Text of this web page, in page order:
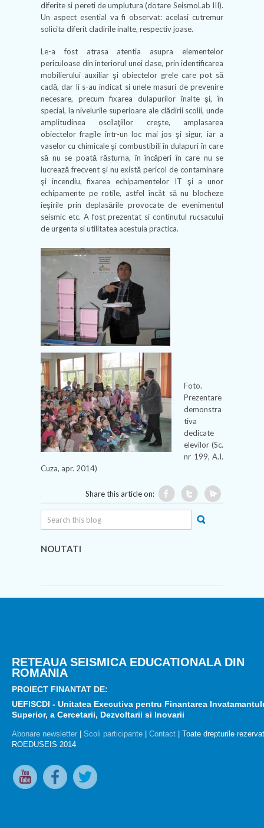
diferite si pereti de umplutura (dotare SeismoLab III).
Un aspect esential va fi observat: acelasi cutremur
solicita diferit cladirile inalte, respectiv joase.
Le-a fost atrasa atentia asupra elementelor
periculoase din interiorul unei clase, prin identificarea
mobilierului auxiliar şi obiectelor grele care pot să
cadă, dar li s-au indicat si unele masuri de prevenire
necesare, precum fixarea dulapurilor înalte şi, în
special, la nivelurile superioare ale clădirii scolii, unde
amplitudinea oscilaţiilor creşte, amplasarea
obiectelor fragile într-un loc mai jos şi sigur, iar a
vaselor cu chimicale şi combustibili în dulapuri în care
să nu se poată răsturna, în încăperi în care nu se
lucrează frecvent şi nu există pericol de contaminare
şi incendiu, fixarea echipamentelor IT şi a unor
echipamente pe rotile, astfel încât să nu blocheze
ieşirile prin deplasările provocate de evenimentul
seismic etc. A fost prezentat si continutul rucsacului
de urgenta si utilitatea acestuia practica.
Foto.
Prezentare
demonstra
tiva
dedicate
elevilor (Sc.
nr 199, A.I.
Cuza, apr. 2014)
Share this article on:
NOUTATI
RETEAUA SEISMICA EDUCATIONALA DIN
ROMANIA
PROIECT FINANTAT DE:
UEFISCDI - Unitatea Executiva pentru Finantarea
Superior, a Cercetarii, Dezvoltarii si Inovarii
Abonare newsletter Scoli participante Contact | Toate drepturile
ROEDUSEIS 2014